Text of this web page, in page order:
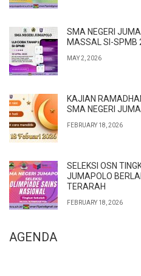
SMA NEGERI
MASSAL SI-SPMB
MAY 2, 2026
KAJIAN
SMA NEGERI
FEBRUARY 18, 2026
SELEKSI OSN
JUMAPOLO
TERARAH
FEBRUARY 18, 2026
AGENDA